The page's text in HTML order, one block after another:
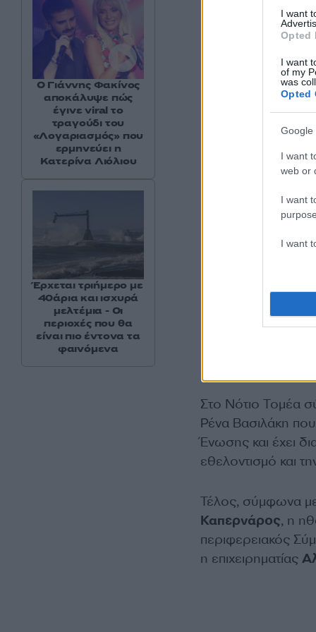
I want
Opted
I want
of my
was
Opted
Google
I want
web or
I want
I want
Στο Νότιο Τομέα
Ρένα Βασιλάκη
Ένωσης και έχει
εθελοντισμό και
Τέλος, σύμφωνα με
Καπερνάρος, η
περιφερειακός
η επιχειρηματίας
Ο Γιάννης Φακίνος
αποκάλυψε πώς
έγινε viral το
τραγούδι του
«Λογαριασμός» που
ερμηνεύει η
Κατερίνα Λιόλιου
Έρχεται τριήμερο με
40άρια και ισχυρά
μελτέμια - Οι
περιοχές που θα
είναι πιο έντονα τα
φαινόμενα